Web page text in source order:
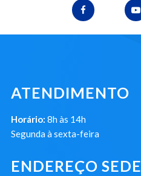
ATENDIMENTO
Horário: 8h às 14h
Segunda à sexta-feira
ENDEREÇO SEDE